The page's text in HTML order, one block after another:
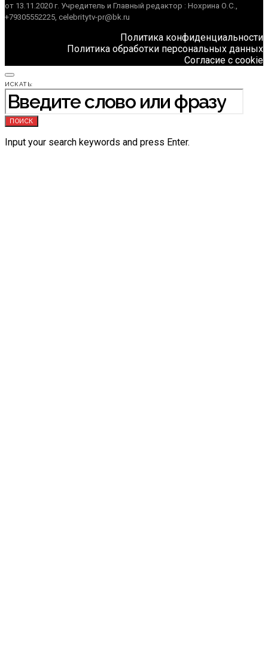
от 13.11.2020 г. Учредитель и Главный редактор : Нохрина О.С.,
+79305552225, celebritytv-pr@bk.ru
Политика конфиденциальности
Политика обработки персональных данных
Согласие с cookie
ИСКАТЬ:
ПОИСК
Input your search keywords and press Enter.